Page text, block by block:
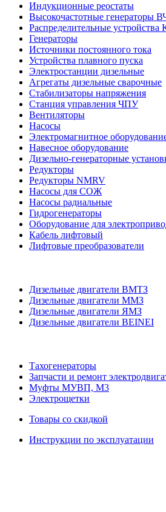
Индукционные реостаты
Высокочастотные генераторы
Распределительные устройства
Генераторы
Источники постоянного тока
Устройства плавного пуска
Электростанции дизельные
Агрегаты дизельные сварочные
Стабилизаторы напряжения
Станция управления ЧПУ
Вентиляторы
Насосы
Электромагнитное
Навесное оборудование
Дизельно-генераторные
Редукторы
Редукторы NMRV
Насосы для СОЖ
Насосы радиальные
Гидрогенераторы
Оборудование для
Кабель лифтовый
Лифтовые преобразователи
Дизельные двигатели ВМТЗ
Дизельные двигатели ММЗ
Дизельные двигатели ЯМЗ
Дизельные двигатели BEINEI
Тахогенераторы
Запчасти и ремонт
Муфты МУВП, М3
Электрощетки
Товары со скидкой
Инструкции по эксплуатации